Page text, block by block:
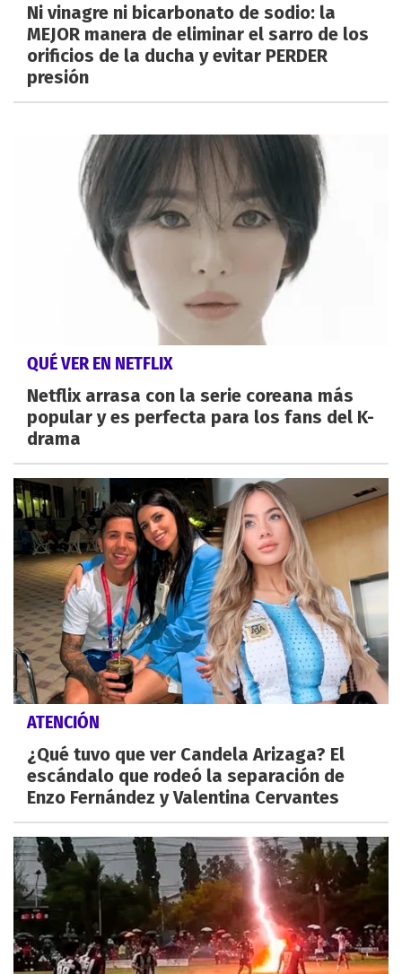
Ni vinagre ni bicarbonato de sodio: la
MEJOR manera de eliminar el sarro de los
orificios de la ducha y evitar PERDER
presión
QUÉ VER EN NETFLIX
Netflix arrasa con la serie coreana más
popular y es perfecta para los fans del K-
drama
ATENCIÓN
¿Qué tuvo que ver Candela Arizaga? El
escándalo que rodeó la separación de
Enzo Fernández y Valentina Cervantes